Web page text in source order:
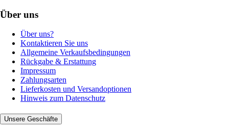
Über uns
Über uns?
Kontaktieren Sie uns
Allgemeine Verkaufsbedingungen
Rückgabe & Erstattung
Impressum
Zahlungsarten
Lieferkosten und Versandoptionen
Hinweis zum Datenschutz
Unsere Geschäfte